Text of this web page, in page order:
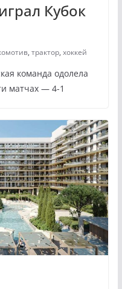
Кубок
, трактор, хоккей
команда одолела
матчах — 4-1